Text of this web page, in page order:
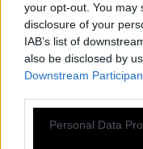
your opt-out. You may
disclosure of your
IAB’s list of
also be disclosed by
Downstream
Personal Data
A
W
O
Knapp, selten:
R
A
R
Machu Picchu wurde